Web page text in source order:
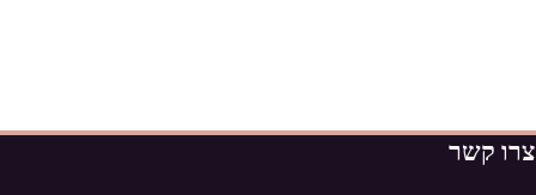
צרו קשר